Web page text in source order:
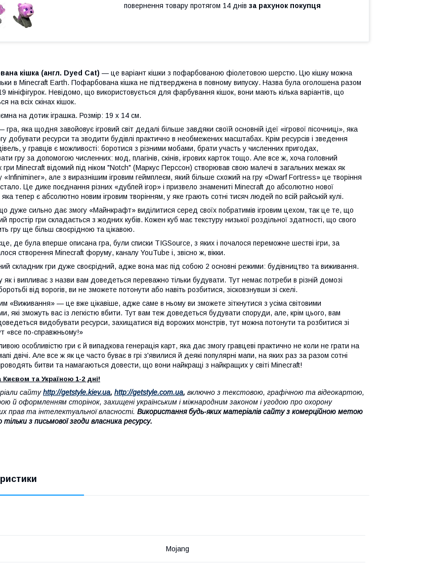
повернення товару протягом 14 днів за рахунок покупця
кішка (англ. Dyed Cat) — це варіант кішки з пофарбованою фіолетовою шерстю. Цю кішку можна
в Minecraft Earth. Пофарбована кішка не підтверджена в повному випуску. Назва була оголошена разом
мініфігурок. Невідомо, що використовується для фарбування кішок, вони мають кілька варіантів, що
на всіх скінах кішок.
на дотик іграшка. Розмір: 19 х 14 см.
гра, яка щодня завойовує ігровий світ дедалі більше завдяки своїй основній ідеї «ігрової пісочниці», яка
добувати ресурси та зводити будівлі практично в необмежених масштабах. Крім ресурсів і зведення
у гравців є можливості: боротися з різними мобами, брати участь у численних пригодах,
гру за допомогою численних: мод, плагінів, скінів, ігрових карток тощо. Але все ж, хоча головний
гри Minecraft відомий під ніком "Notch" (Маркус Перссон) створював свою малечі в загальних межах як
«Infiniminer», але з виразнішим ігровим геймплеєм, який більше схожий на гру «Dwarf Fortress» це творіння
Це дике поєднання різних «дублей ігор» і призвело знамениті Minecraft до абсолютно нової
тепер є абсолютно новим ігровим творінням, у яке грають сотні тисяч людей по всій райській кулі.
дуже сильно дає змогу «Майнкрафт» виділитися серед своїх побратимів ігровим цехом, так це те, що
простір гри складається з жодних кубів. Кожен куб має текстуру низької роздільної здатності, що свого
гру ще більш своєрідною та цікавою.
де була вперше описана гра, були списки TIGSource, з яких і почалося переможне шестві ігри, за
створення Minecraft форуму, каналу YouTube і, звісно ж, вікки.
складник гри дуже своєрідний, адже вона має під собою 2 основні режими: будівництво та виживання.
і випливає з назви вам доведеться переважно тільки будувати. Тут немає потреби в різній домозі
від ворогів, ви не зможете потонути або навіть розбитися, зісковзнувши зі скелі.
«Виживання» — це вже цікавіше, адже саме в ньому ви зможете зіткнутися з усіма світовими
які зможуть вас із легкістю вбити. Тут вам теж доведеться будувати споруди, але, крім цього, вам
видобувати ресурси, захищатися від ворожих монстрів, тут можна потонути та розбитися зі
«все по-справжньому!»
особливістю гри є й випадкова генерація карт, яка дає змогу гравцеві практично не коли не грати на
двічі. Але все ж як це часто буває в грі з'явилися й деякі популярні мапи, на яких раз за разом сотні
битви та намагаються довести, що вони найкращі з найкращих у світі Minecraft!
та Україною 1-2 дні!
сайтуhttp://getstyle.kiev.ua, http://getstyle.com.ua, включно з текстовою, графічною та відеокартою,
й оформленням сторінок, захищені українським і міжнародним законом і угодою про охорону
прав та інтелектуальної власності. Використання будь-яких матеріалів сайту з комерційною метою
тільки з письмової згоди власника ресурсу.
Mojang